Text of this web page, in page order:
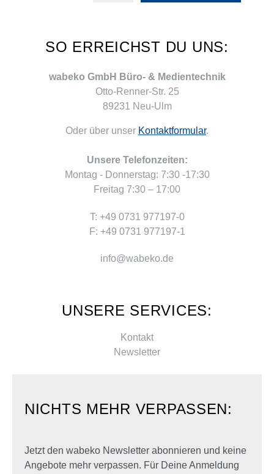
SO ERREICHST DU UNS:
wabeko GmbH Büro- & Medientechnik
Otto-Renner-Str. 25
89231 Neu-Ulm
Oder über unser Kontaktformular.
Unsere Telefonzeiten:
Montag - Donnerstag: 7:30 -17:30
Freitag 7:30 – 17:00
T: +49 0731 977197-0
F: +49 0731 977197-1
info@wabeko.de
UNSERE SERVICES:
Kontakt
Newsletter
NICHTS MEHR VERPASSEN:
Jetzt den wabeko Newsletter abonnieren und keine
Angebote mehr verpassen. Für Deine Anmeldung